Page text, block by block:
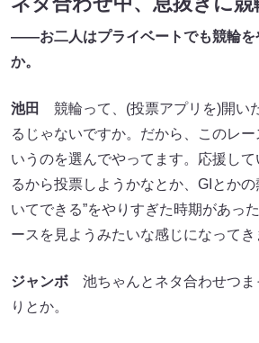
――お二人はプライベートでも競輪を
か。
池田
競輪って、(投票アプリを)開い
るじゃないですか。だから、このレ
いうのを選んでやってます。応援し
るから投票しようかなとか、GIとかの
いてできる”をやりすぎた時期があっ
ースを見ようみたいな感じになってき
ジャンボ 池ちゃんとネタ合わせつま
りとか。